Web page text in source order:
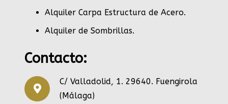
Alquiler Carpa Estructura de Acero.
Alquiler de Sombrillas.
Contacto:
C/ Valladolid, 1. 29640. Fuengirola
(Málaga)